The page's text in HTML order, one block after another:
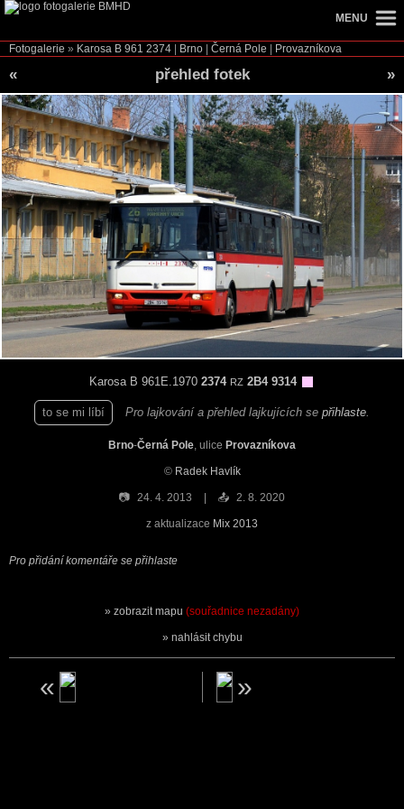
Fotogalerie » Karosa B 961 2374 Brno Černá Pole Provazníkova
« přehled fotek »
Karosa B 961E.1970 2374 RZ 2B4 9314
to se mi líbí Pro lajkování a přehled lajkujících se přihlaste.
Brno-Černá Pole , ulice Provazníkova
© Radek Havlík
📷 24. 4. 2013 📤 2. 8. 2020
z aktualizace Mix 2013
Pro přidání komentáře se přihlaste
zobrazit mapu (souřadnice nezadány)
nahlásit chybu
MENU